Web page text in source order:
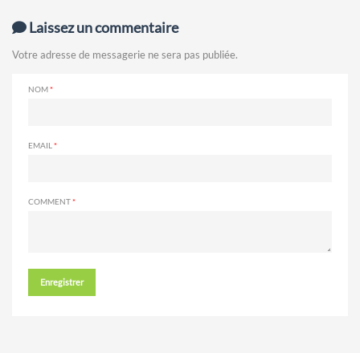
Laissez un commentaire
Votre adresse de messagerie ne sera pas publiée.
NOM
EMAIL
COMMENT
Enregistrer